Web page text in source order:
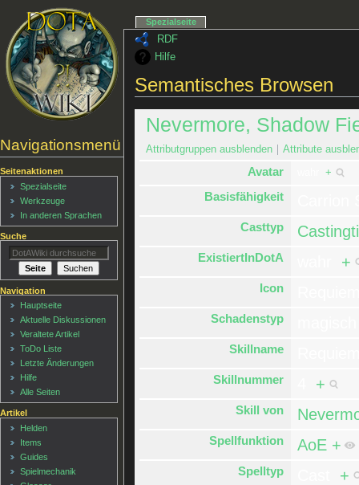
RDF
Hilfe
Semantisches Browsen
Nevermore, Shadow
Attributgruppen ausblenden Attribute
Avatar +
Basisfähigkeit
Casttyp
ExistiertInDotA +
Icon
Schadenstyp
Skillname
Skillnummer +
Skill von
Spellfunktion AoE +
Spelltyp +
Navigationsmenü
Spezialseite
Seitenaktionen
Spezialseite
Werkzeuge
In anderen Sprachen
Suche
Navigation
Hauptseite
Aktuelle Diskussionen
Veraltete Artikel
ToDo Liste
Letzte Änderungen
Hilfe
Alle Seiten
Artikel
Helden
Items
Guides
Spielmechanik